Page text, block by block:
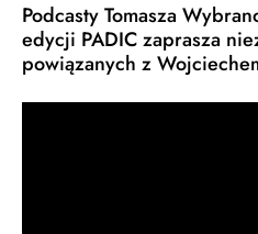
Podcasty Tomasza
edycji PADIC zaprasza
powiązanych z